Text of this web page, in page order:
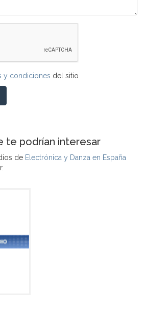
y condiciones del sitio
te podrían interesar
de Electrónica y Danza en España